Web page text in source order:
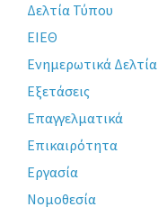
Δελτία Τύπου
ΕΙΕΘ
Ενημερωτικά Δελτία
Εξετάσεις
Επαγγελματικά
Επικαιρότητα
Εργασία
Νομοθεσία